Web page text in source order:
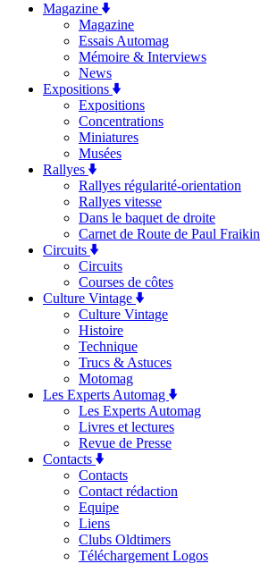
Magazine
Magazine
Essais Automag
Mémoire & Interviews
News
Expositions
Expositions
Concentrations
Miniatures
Musées
Rallyes
Rallyes régularité-orientation
Rallyes vitesse
Dans le baquet de droite
Carnet de Route de Paul Fraikin
Circuits
Circuits
Courses de côtes
Culture Vintage
Culture Vintage
Histoire
Technique
Trucs & Astuces
Motomag
Les Experts Automag
Les Experts Automag
Livres et lectures
Revue de Presse
Contacts
Contacts
Contact rédaction
Equipe
Liens
Clubs Oldtimers
Téléchargement Logos